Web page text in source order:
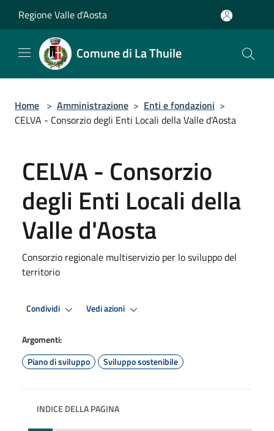
Regione Valle d'Aosta
Comune di La Thuile
Home > Amministrazione > Enti e fondazioni >
CELVA - Consorzio degli Enti Locali della Valle d'Aosta
CELVA - Consorzio
degli Enti Locali della
Valle d'Aosta
Consorzio regionale multiservizio per lo sviluppo del
territorio
Condividi Vedi azioni
Argomenti:
Piano di sviluppo
Sviluppo sostenibile
INDICE DELLA PAGINA